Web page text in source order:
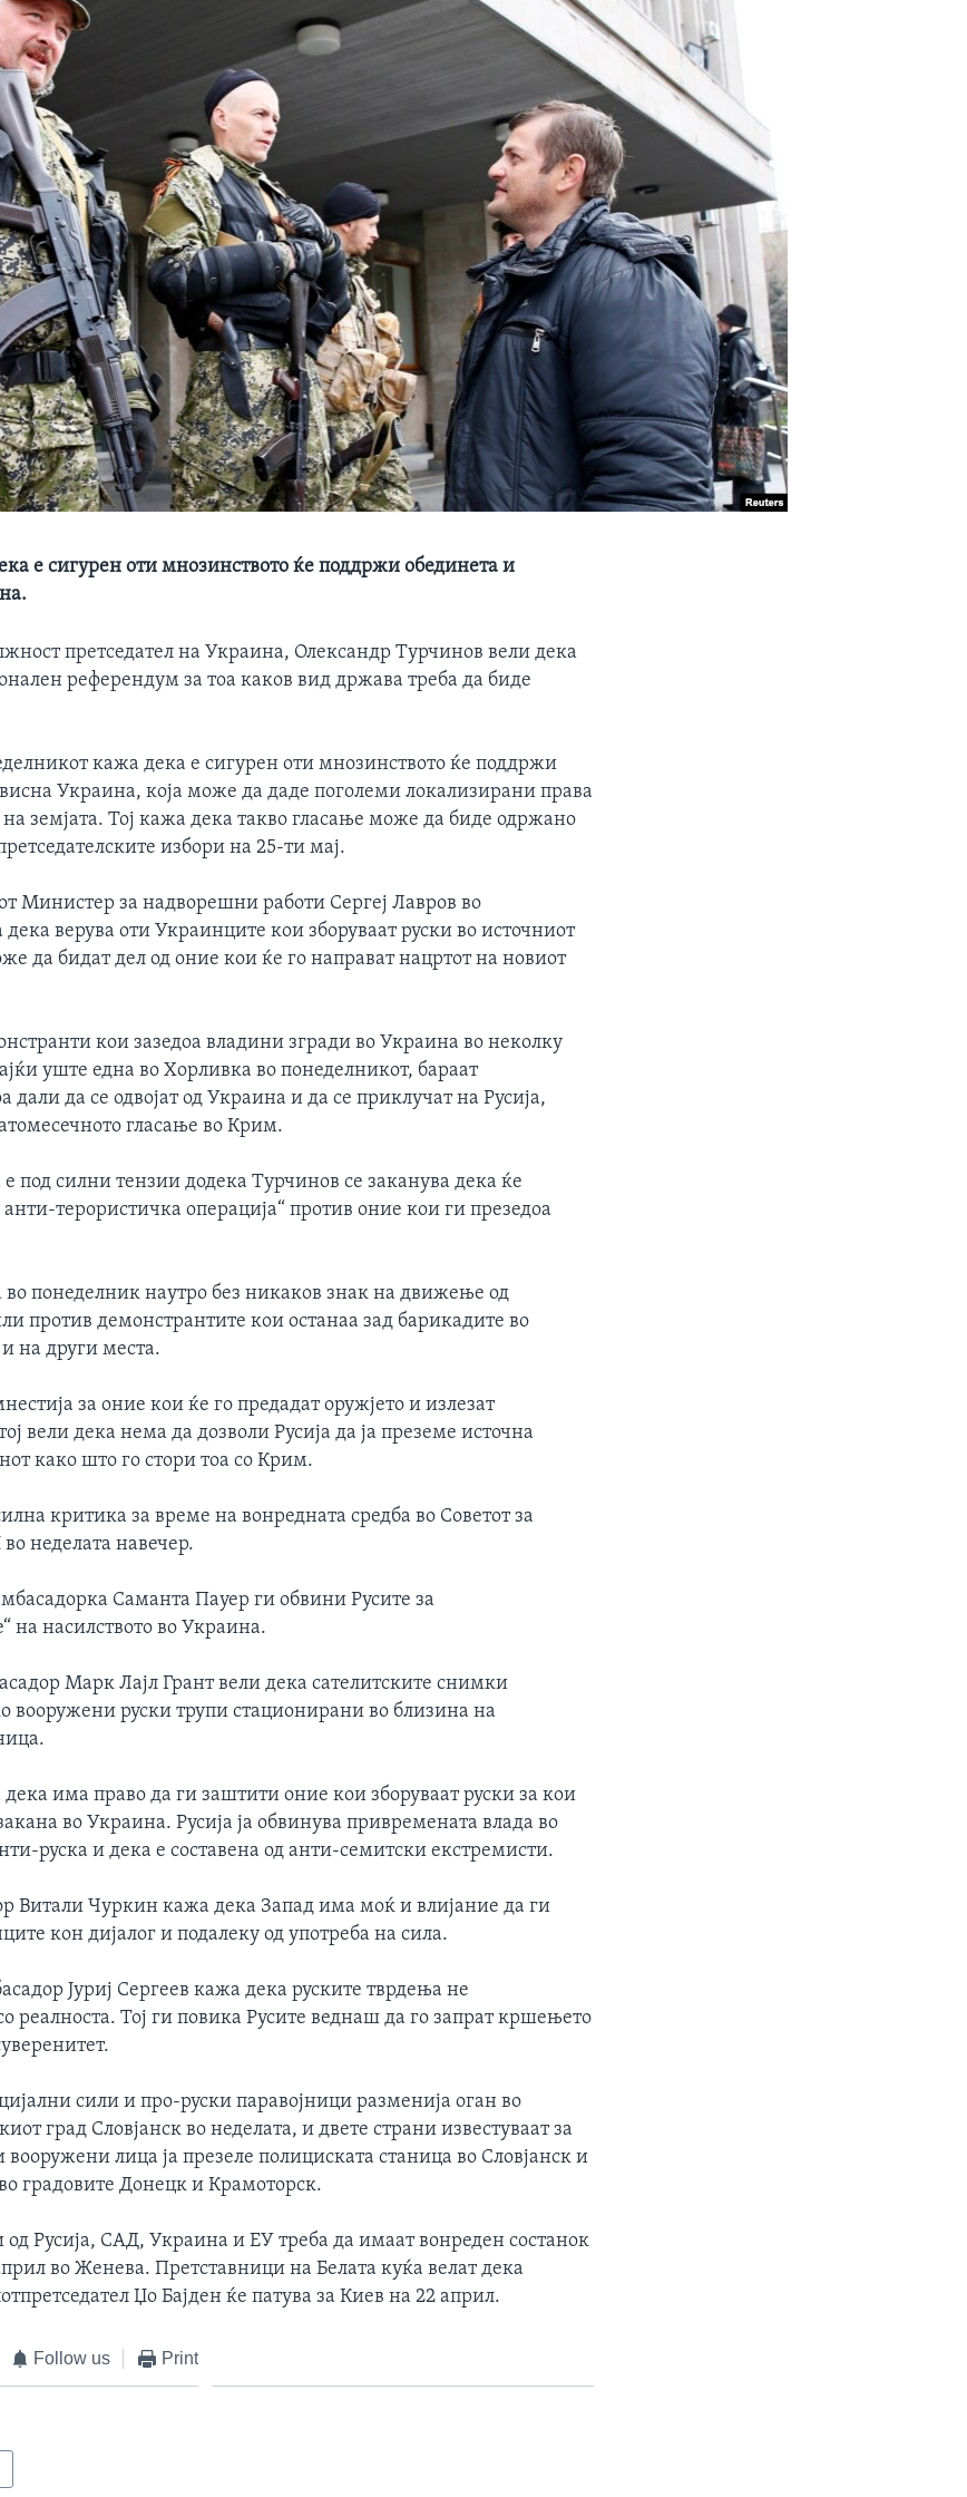
е сигурен оти мнозинството ќе поддржи обединета и
претседател на Украина, Олександр Турчинов вели дека
референдум за тоа каков вид држава треба да биде
кажа дека е сигурен оти мнозинството ќе поддржи
Украина, која може да даде поголеми локализирани права
земјата. Тој кажа дека такво гласање може да биде одржано
избори на 25-ти мај.
Министер за надворешни работи Сергеј Лавров во
верува оти Украинците кои зборуваат руски во источниот
да бидат дел од оние кои ќе го направат нацртот на новиот
кои зазедоа владини згради во Украина во неколку
уште една во Хорливка во понеделникот, бараат
дали да се одвојат од Украина и да се приклучат на Русија,
гласање во Крим.
под силни тензии додека Турчинов се заканува дека ќе
анти-терористичка операција“ против оние кои ги презедоа
понеделник наутро без никаков знак на движење од
против демонстрантите кои останаа зад барикадите во
на други места.
за оние кои ќе го предадат оружјето и излезат
вели дека нема да дозволи Русија да ја преземе источна
како што го стори тоа со Крим.
критика за време на вонредната средба во Советот за
неделата навечер.
Саманта Пауер ги обвини Русите за
на насилството во Украина.
Марк Лајл Грант вели дека сателитските снимки
вооружени руски трупи стационирани во близина на
дека има право да ги заштити оние кои зборуваат руски за кои
во Украина. Русија ја обвинува привремената влада во
руска и дека е составена од анти-семитски екстремисти.
Витали Чуркин кажа дека Запад има моќ и влијание да ги
кон дијалог и подалеку од употреба на сила.
Јуриј Сергеев кажа дека руските тврдења не
реалноста. Тој ги повика Русите веднаш да го запрат кршењето
сили и про-руски паравојници разменија оган во
град Словјанск во неделата, и двете страни известуваат за
лица ја презеле полициската станица во Словјанск и
градовите Донецк и Крамоторск.
Русија, САД, Украина и ЕУ треба да имаат вонреден состанок
во Женева. Претставници на Белата куќа велат дека
Џо Бајден ќе патува за Киев на 22 април.
Follow us Print